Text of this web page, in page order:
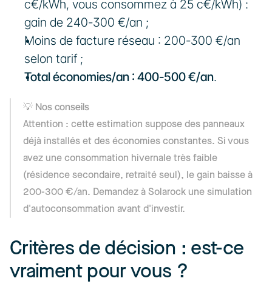
c€/kWh, vous consommez à 25 c€/kWh) :
gain de 240-300 €/an ;
Moins de facture réseau : 200-300 €/an
selon tarif ;
Total économies/an : 400-500 €/an.
💡 Nos conseils
Attention : cette estimation suppose des panneaux
déjà installés et des économies constantes. Si vous
avez une consommation hivernale très faible
(résidence secondaire, retraité seul), le gain baisse à
200-300 €/an. Demandez à Solarock une simulation
d'autoconsommation avant d'investir.
Critères de décision : est-ce
vraiment pour vous ?